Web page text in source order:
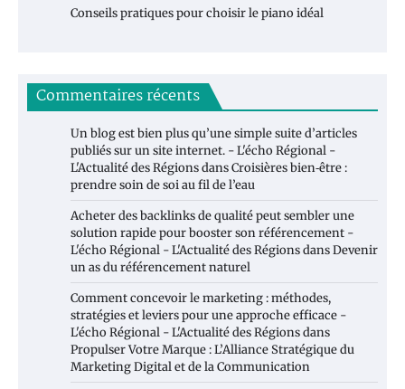
Conseils pratiques pour choisir le piano idéal
Commentaires récents
Un blog est bien plus qu’une simple suite d’articles
publiés sur un site internet. - L'écho Régional -
L'Actualité des RégionsdansCroisières bien‑être :
prendre soin de soi au fil de l’eau
Acheter des backlinks de qualité peut sembler une
solution rapide pour booster son référencement -
L'écho Régional - L'Actualité des RégionsdansDevenir
un as du référencement naturel
Comment concevoir le marketing : méthodes,
stratégies et leviers pour une approche efficace -
L'écho Régional - L'Actualité des Régionsdans
Propulser Votre Marque : L’Alliance Stratégique du
Marketing Digital et de la Communication